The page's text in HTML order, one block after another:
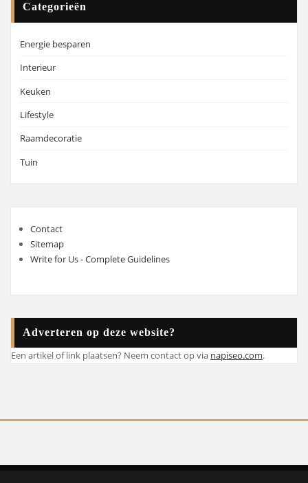
Categorieën
Energie besparen
Interieur
Keuken
Lifestyle
Raamdecoratie
Tuin
Contact
Sitemap
Write for Us - Complete Guidelines
Adverteren op deze website?
Een artikel of link plaatsen? Neem contact op via napiseo.com.